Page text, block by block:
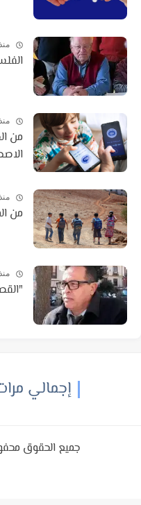
منذ 5 سنة
منذ
من
منذ
من
منذ 3 سنة
إجمالي
جميع الحقوق